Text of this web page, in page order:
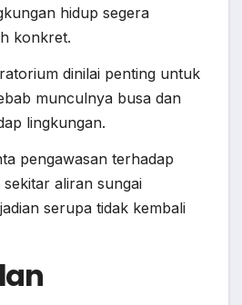
hidup segera
konkret.
dinilai penting untuk
munculnya busa dan
lingkungan.
pengawasan terhadap
aliran sungai
serupa tidak kembali